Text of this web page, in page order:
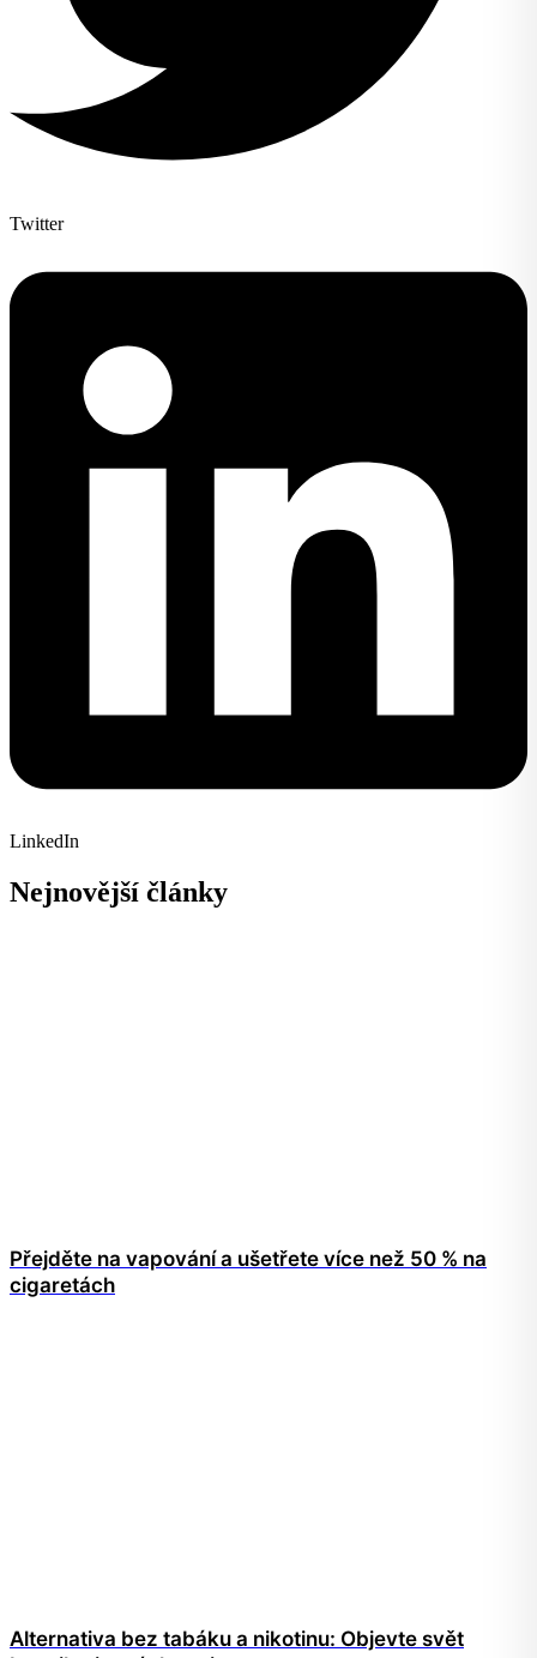
Twitter
LinkedIn
Nejnovější články
Přejděte na vapování a ušetřete více než 50 % na
cigaretách
Alternativa bez tabáku a nikotinu: Objevte svět